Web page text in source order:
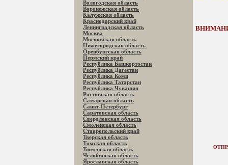
Вологодская область
Воронежская область
Калужская область
Краснодарский край
Ленинградская область
Москва
Московская область
Нижегородская область
Оренбургская область
Пермский край
Республика Башкортостан
Республика Дагестан
Республика Коми
Республика Татарстан
Республика Чувашия
Ростовская область
Самарская область
Санкт-Петербург
Саратовская область
Свердловская область
Смоленская область
Ставропольский край
Тверская область
Томская область
Тюменская область
Челябинская область
Ярославская область